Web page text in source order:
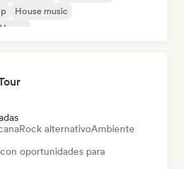
House music
Rock alternativoAmbiente
oportunidades para